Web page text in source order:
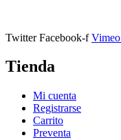
Twitter Facebook-f Vimeo
Tienda
Mi cuenta
Registrarse
Carrito
Preventa